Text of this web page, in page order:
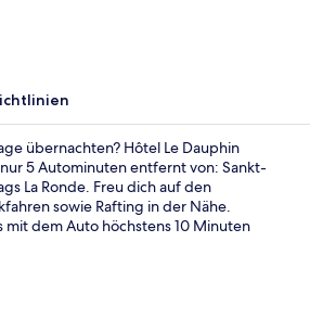
übernachten? Hôtel Le Dauphin
5 Autominuten entfernt von: Sankt-
La Ronde. Freu dich auf den
sowie Rafting in der Nähe.
dem Auto höchstens 10 Minuten
Entfernung zu den öffentlichen
Sherbrooke University sind es 10 und
11 Gehminuten.